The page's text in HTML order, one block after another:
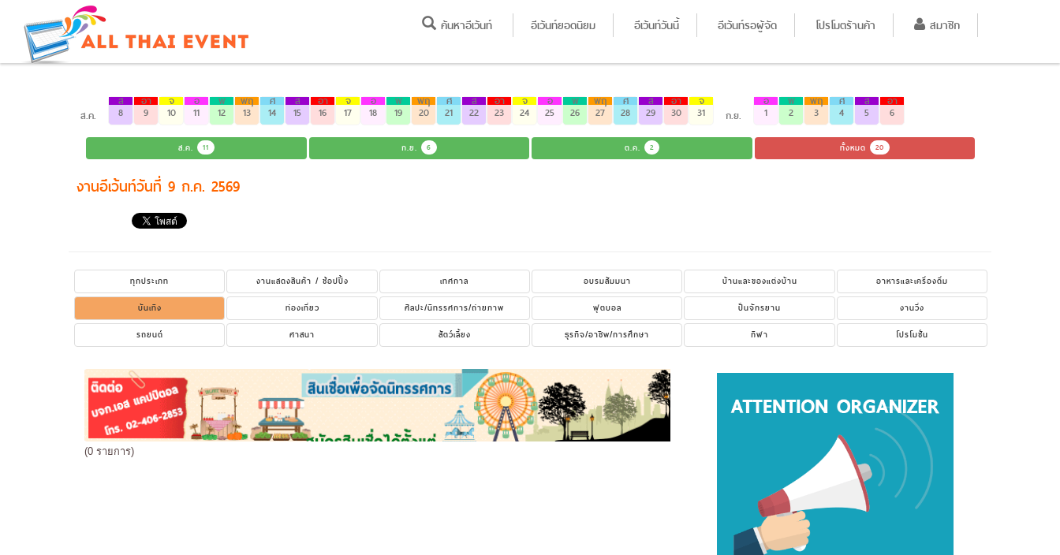
ค้นหาอีเว้นท์ อีเว้นท์ยอดนิยม อีเว้นท์วันนี้ อีเว้นท์รอผู้จัด โปรโมตร้านค้า สมาชิก
ส.ค.
ส
8
อา
9
จ
10
อ
11
พ
12
พฤ
13
ศ
14
ส
15
อา
16
จ
17
อ
18
พ
19
พฤ
20
ศ
21
ส
22
อา
23
จ
24
อ
25
พ
26
พฤ
27
ศ
28
ส
29
อา
30
จ
31 ก.ย.
อ
1
พ
2
พฤ
3
ศ
4
ส
5
อา
6
ส.ค. 11 ก.ย. 6 ต.ค. 2 ทั้งหมด 20
งานอีเว้นท์วันที่ 9 ก.ค. 2569
ทุกประเภท งานแสดงสินค้า / ช้อปปิ้ง เทศกาล อบรมสัมมนา บ้านและของแต่งบ้าน
อาหารและเครื่องดื่ม
บันเทิง
ท่องเที่ยว ศิลปะ/นิทรรศการ/ถ่ายภาพ ฟุตบอล ปั่นจักรยาน
งานวิ่ง
รถยนต์
ศาสนา สัตว์เลี้ยง ธุรกิจ/อาชีพ/การศึกษา กีฬา โปรโมชั่น
(0 รายการ)